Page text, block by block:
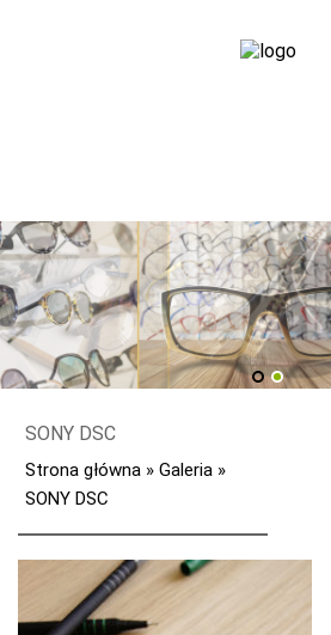
1 2
SONY DSC
Strona główna » Galeria »
SONY DSC